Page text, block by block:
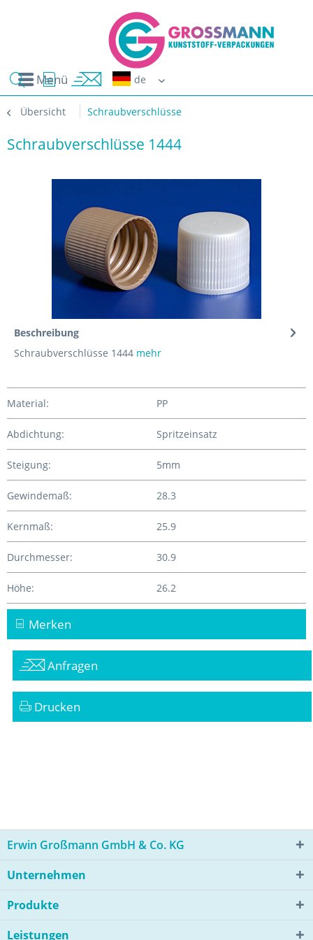
Menü
Übersicht Schraubverschlüsse
Schraubverschlüsse 1444
Beschreibung
Schraubverschlüsse 1444 mehr
Material: PP
Abdichtung: Spritzeinsatz
Steigung: 5mm
Gewindemaß: 28.3
Kernmaß: 25.9
Durchmesser: 30.9
Höhe: 26.2
Merken
Anfragen
Drucken
Erwin Großmann GmbH & Co. KG
Unternehmen
Produkte
Leistungen